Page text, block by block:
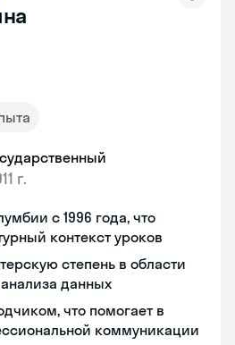
г.
с 1996 года, что
контекст уроков
степень в области
данных
что помогает в
коммуникации